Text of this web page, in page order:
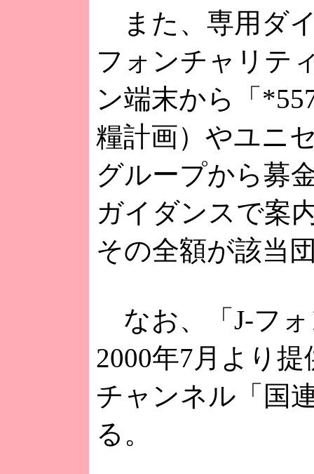
また、専用ダ
フォンチャリテ
ン端末から「
糧計画）やユニ
グループから募
ガイダンスで案
その全額が該当
なお、「J-フォ
2000年7月より
チャンネル「国
る。